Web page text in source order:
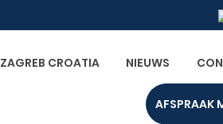
ZAGREB CROATIA NIEUWS
AFSPRAAK